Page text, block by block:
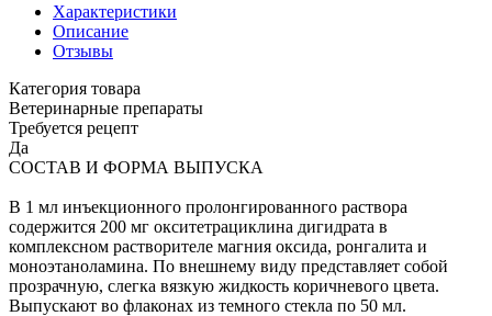
Характеристики
Описание
Отзывы
Категория товара
Ветеринарные препараты
Требуется рецепт
Да
СОСТАВ И ФОРМА ВЫПУСКА
В 1 мл инъекционного пролонгированного раствора
содержится 200 мг окситетрациклина дигидрата в
комплексном растворителе магния оксида, ронгалита и
моноэтаноламина. По внешнему виду представляет собой
прозрачную, слегка вязкую жидкость коричневого цвета.
Выпускают во флаконах из темного стекла по 50 мл.